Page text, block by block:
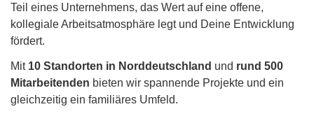
Teil eines Unternehmens, das Wert auf eine offene,
kollegiale Arbeitsatmosphäre legt und Deine Entwicklung
fördert.
Mit 10 Standorten in Norddeutschland und rund 500
Mitarbeitenden bieten wir spannende Projekte und ein
gleichzeitig ein familiäres Umfeld.